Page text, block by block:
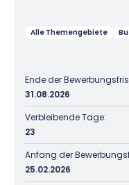
Alle Themengebiete
Ende der
31.08.2026
Verbleibende Tage:
23
Anfang der
25.02.2026